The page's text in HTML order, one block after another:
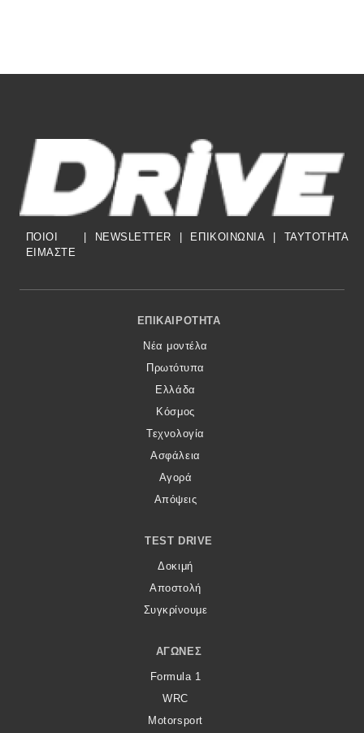
ΠΟΙΟΙ
ΕΙΜΑΣΤΕ
NEWSLETTER ΕΠΙΚΟΙΝΩΝΙΑ TAYTOTHTA
Footer Menu
ΕΠΙΚΑΙΡΌΤΗΤΑ
Νέα μοντέλα
Πρωτότυπα
Ελλάδα
Κόσμος
Τεχνολογία
Ασφάλεια
Αγορά
Απόψεις
TEST DRIVE
Δοκιμή
Αποστολή
Συγκρίνουμε
ΑΓΏΝΕΣ
Formula 1
WRC
Motorsport